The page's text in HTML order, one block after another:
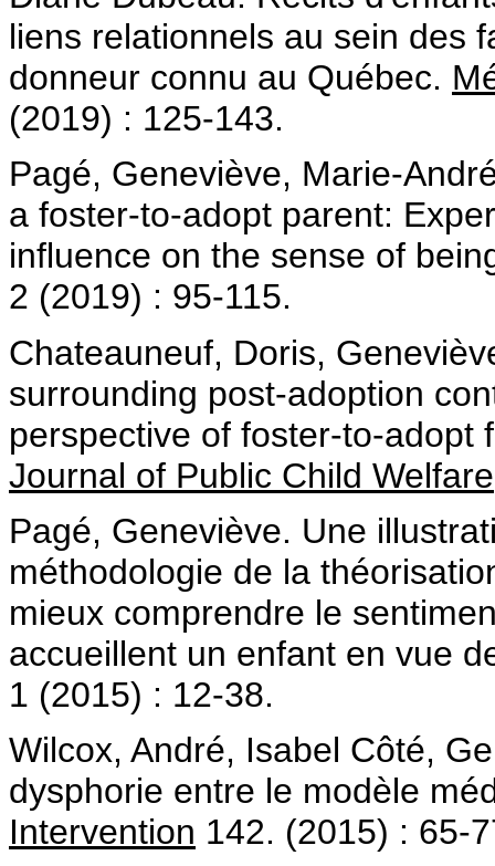
liens relationnels au sein des
donneur connu au Québec.
(2019) : 125-143.
Pagé, Geneviève, Marie-
a foster-to-adopt parent:
influence on the sense of
2 (2019) : 95-115.
Chateauneuf, Doris,
surrounding post-adoption
perspective of foster-to-adopt
Journal of Public Child Welfare
Pagé, Geneviève. Une
méthodologie de la
mieux comprendre le
accueillent un enfant en vue
1 (2015) : 12-38.
Wilcox, André, Isabel Côté,
dysphorie entre le modèle
Intervention 142. (2015) : 65-